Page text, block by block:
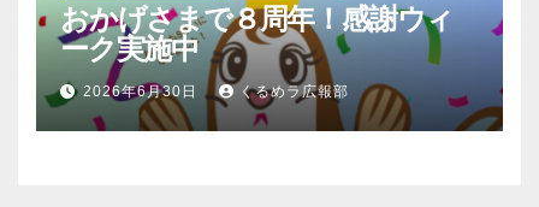
おかげさまで８周年！感謝ウィ
ーク実施中
2026年6月30日 くるめラ広報部